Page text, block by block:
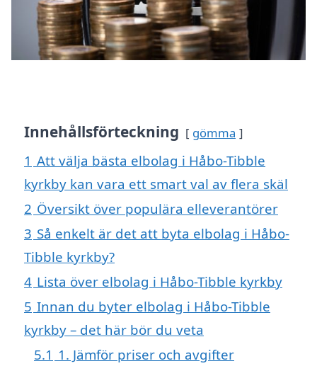
Innehållsförteckning gömma
1 Att välja bästa elbolag i Håbo-Tibble
kyrkby kan vara ett smart val av flera skäl
2 Översikt över populära elleverantörer
3 Så enkelt är det att byta elbolag i Håbo-
Tibble kyrkby?
4 Lista över elbolag i Håbo-Tibble kyrkby
5 Innan du byter elbolag i Håbo-Tibble
kyrkby – det här bör du veta
5.1 1. Jämför priser och avgifter